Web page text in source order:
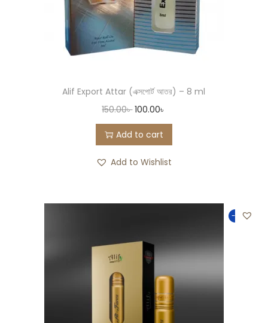
Alif Export Attar (এক্সপোর্ট আতর) – 8 ml
150.00৳ 100.00৳
Add to cart
Add to Wishlist
-25%